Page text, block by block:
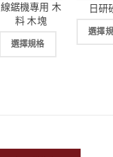
線鋸機專用 木
料 木塊
選擇規格
日研
選擇